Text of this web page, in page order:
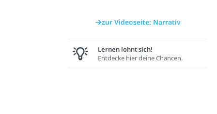
zur Videoseite: Narrativ
Lernen lohnt sich!
Entdecke hier deine Chancen.